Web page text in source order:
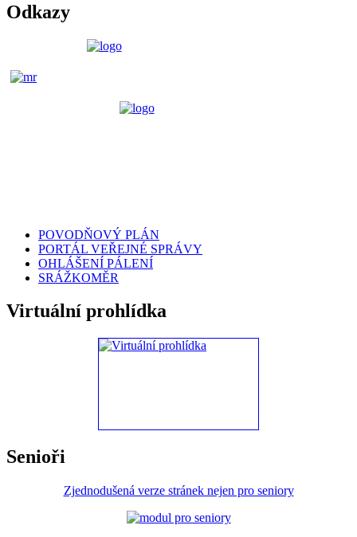
Odkazy
POVODŇOVÝ PLÁN
PORTÁL VEŘEJNÉ SPRÁVY
OHLÁŠENÍ PÁLENÍ
SRÁŽKOMĚR
Virtuální prohlídka
Senioři
Zjednodušená verze stránek nejen pro seniory